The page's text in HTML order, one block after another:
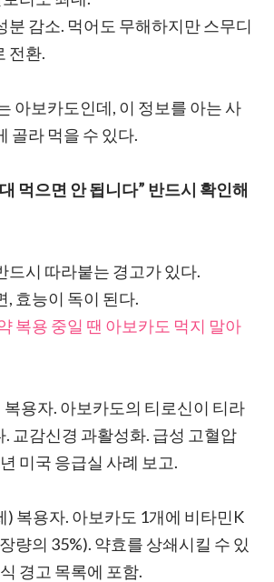
분 감소. 먹어도 무해하지만 스무디
전환.
아보카도인데, 이 정보를 아는 사
골라 먹을 수 있다.
먹으면 안 됩니다” 반드시 확인해
드시 따라붙는 경고가 있다.
, 효능이 독이 된다.
복용 중일 땐 아보카도 먹지 말아
용자. 아보카도의 티로신이 티라
교감신경 과활성화. 급성 고혈압
미국 응급실 사례 보고.
) 복용자. 아보카도 1개에 비타민K
량의 35%). 약효를 상쇄시킬 수 있
경고 목록에 포함.